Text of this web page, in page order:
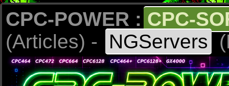
CPC-POWER : CPC-
(Articles) -
NGServers